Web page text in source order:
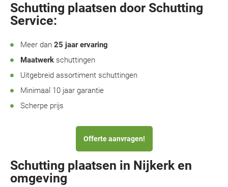
Schutting plaatsen door Schutting
Service:
Meer dan 25 jaar ervaring
Maatwerk schuttingen
Uitgebreid assortiment schuttingen
Minimaal 10 jaar garantie
Scherpe prijs
Offerte aanvragen!
Schutting plaatsen in Nijkerk en
omgeving